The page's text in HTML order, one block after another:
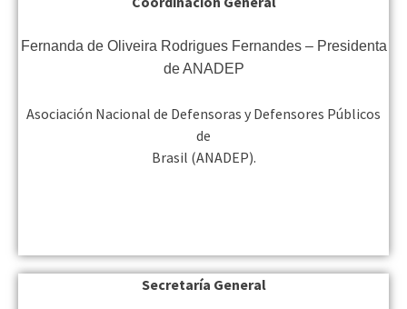
Fernanda de Oliveira Rodrigues Fernandes – Presidenta
de ANADEP
Asociación Nacional de Defensoras y Defensores Públicos
de
Brasil (ANADEP).
Secretaría General